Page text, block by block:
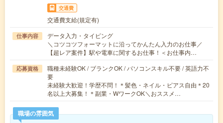
交通費
交通費支給(規定有)
仕事内容
データ入力・タイピング
＼コツコツフォーマットに沿ってかんたん入力のお仕事／
【超レア案件】駅や電車に関するお仕事！＜お仕事内…
応募資格
職種未経験OK / ブランクOK / パソコンスキル不要 / 英語力不
要
未経験大歓迎！学歴不問！＊髪色・ネイル・ピアス自由＊20
名以上大募集！＊副業・WワークOK＼おススメ…
職場の雰囲気